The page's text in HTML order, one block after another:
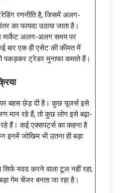
रणनीति है, जिसमें अलग-
का फायदा उठाया जाता है।
मार्केट अलग-अलग समय पर
बार एक ही एसेट की कीमत में
पकड़कर ट्रेडर मुनाफा कमाते हैं।
पर बहस छेड़ दी है। कुछ यूजर्स इसे
मान रहे हैं, तो कुछ लोग इसे बढ़ा-
रहे हैं। कई एक्सपर्ट्स का कहना है
इनमें जोखिम भी उतना ही बड़ा
मदद करने वाला टूल नहीं रहा,
गेम चेंजर बनता जा रहा है।